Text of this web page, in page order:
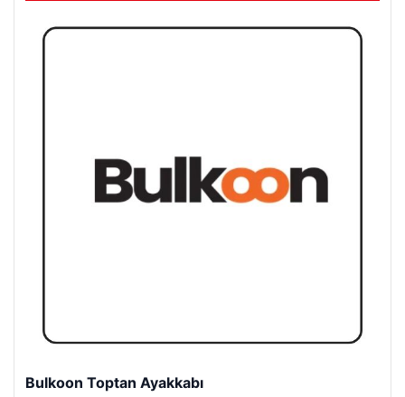
Bulkoon Toptan Ayakkabı